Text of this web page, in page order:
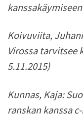
Koivuviita,
Virossa tarvitsee
5.11.2015)
Kunnas, Kaja:
ranskan kanssa